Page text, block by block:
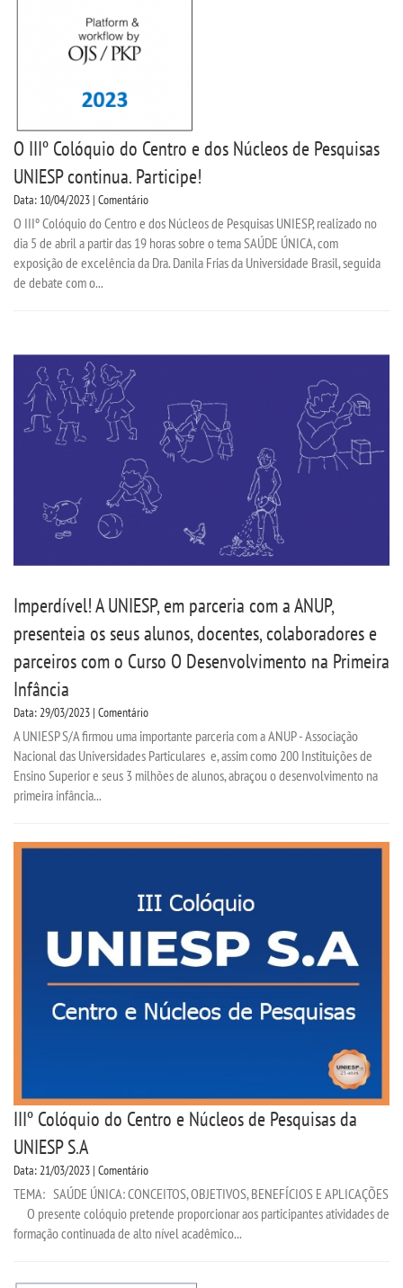
O IIIº Colóquio do Centro e dos Núcleos de Pesquisas
UNIESP continua. Participe!
Data: 10/04/2023 | Comentário
O IIIº Colóquio do Centro e dos Núcleos de Pesquisas UNIESP, realizado no
dia 5 de abril a partir das 19 horas sobre o tema SAÚDE ÚNICA, com
exposição de excelência da Dra. Danila Frias da Universidade Brasil, seguida
de debate com o...
Imperdível! A UNIESP, em parceria com a ANUP,
presenteia os seus alunos, docentes, colaboradores e
parceiros com o Curso O Desenvolvimento na Primeira
Infância
Data: 29/03/2023 | Comentário
A UNIESP S/A firmou uma importante parceria com a ANUP - Associação
Nacional das Universidades Particulares e, assim como 200 Instituições de
Ensino Superior e seus 3 milhões de alunos, abraçou o desenvolvimento na
primeira infância...
IIIº Colóquio do Centro e Núcleos de Pesquisas da
UNIESP S.A
Data: 21/03/2023 | Comentário
TEMA: SAÚDE ÚNICA: CONCEITOS, OBJETIVOS, BENEFÍCIOS E APLICAÇÕES
O presente colóquio pretende proporcionar aos participantes atividades de
formação continuada de alto nível acadêmico...